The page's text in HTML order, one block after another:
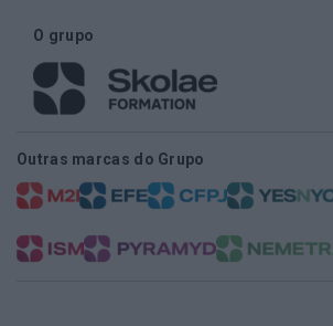
O grupo
Outras marcas do Grupo